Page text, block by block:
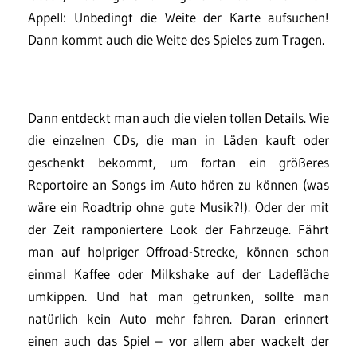
Appell: Unbedingt die Weite der Karte aufsuchen!
Dann kommt auch die Weite des Spieles zum Tragen.
Dann entdeckt man auch die vielen tollen Details. Wie
die einzelnen CDs, die man in Läden kauft oder
geschenkt bekommt, um fortan ein größeres
Reportoire an Songs im Auto hören zu können (was
wäre ein Roadtrip ohne gute Musik?!). Oder der mit
der Zeit ramponiertere Look der Fahrzeuge. Fährt
man auf holpriger Offroad-Strecke, können schon
einmal Kaffee oder Milkshake auf der Ladefläche
umkippen. Und hat man getrunken, sollte man
natürlich kein Auto mehr fahren. Daran erinnert
einen auch das Spiel – vor allem aber wackelt der